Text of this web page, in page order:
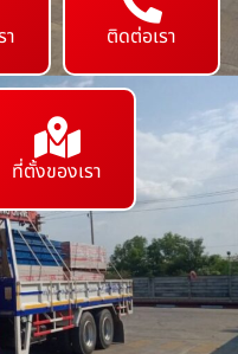
า ติดต่อเรา
ที่ตั้งของเรา